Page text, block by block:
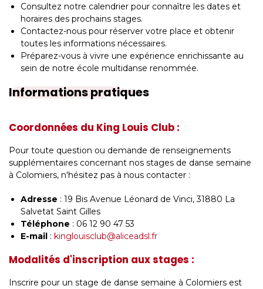
Consultez notre calendrier pour connaître les dates et
horaires des prochains stages.
Contactez-nous pour réserver votre place et obtenir
toutes les informations nécessaires.
Préparez-vous à vivre une expérience enrichissante au
sein de notre école multidanse renommée.
Informations pratiques
Coordonnées du King Louis Club :
Pour toute question ou demande de renseignements
supplémentaires concernant nos stages de danse semaine
à Colomiers, n'hésitez pas à nous contacter :
Adresse : 19 Bis Avenue Léonard de Vinci, 31880 La
Salvetat Saint Gilles
Téléphone : 06 12 90 47 53
E-mail : kinglouisclub@aliceadsl.fr
Modalités d'inscription aux stages :
Inscrire pour un stage de danse semaine à Colomiers est